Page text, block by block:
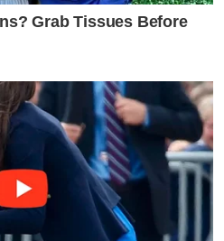
Grab Tissues Before